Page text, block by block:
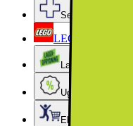
Services & tilbehør
LEGO
Lageroprydning
Ugens tilbud - og
Elgigantens